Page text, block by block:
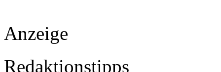
Anzeige
Redaktionstipps